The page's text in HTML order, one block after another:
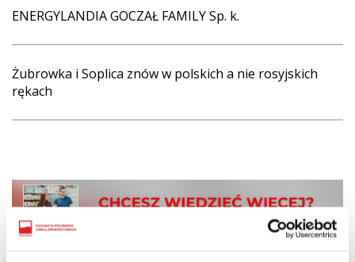
ENERGYLANDIA GOCZAŁ FAMILY Sp. k.
Żubrowka i Soplica znów w polskich a nie rosyjskich
rękach